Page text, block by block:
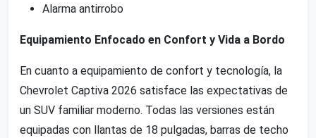
Alarma antirrobo
Equipamiento Enfocado en Confort y Vida a Bordo
En cuanto a equipamiento de confort y tecnología, la
Chevrolet Captiva 2026 satisface las expectativas de
un SUV familiar moderno. Todas las versiones están
equipadas con llantas de 18 pulgadas, barras de techo